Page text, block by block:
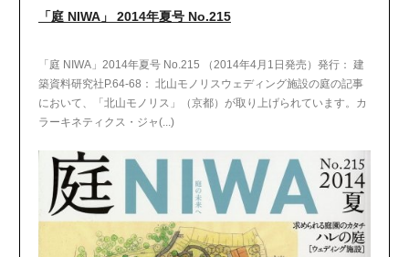
「庭 NIWA」 2014年夏号 No.215
「庭 NIWA」2014年夏号 No.215 （2014年4月1日発売）発行： 建
築資料研究社P.64-68： 北山モノリスウェディング施設の庭の記事
において、「北山モノリス」（京都）が取り上げられています。カ
ラーキネティクス・ジャ(...)